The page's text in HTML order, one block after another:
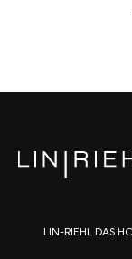
LIN-RIEHL DAS